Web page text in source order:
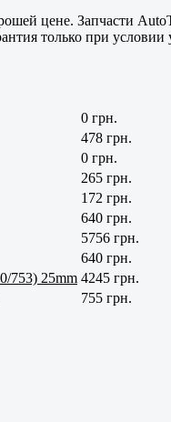
цене. Запчасти
только при
0 грн.
478 грн.
0 грн.
265 грн.
172 грн.
640 грн.
5756 грн.
640 грн.
753) 25mm 4245 грн.
755 грн.